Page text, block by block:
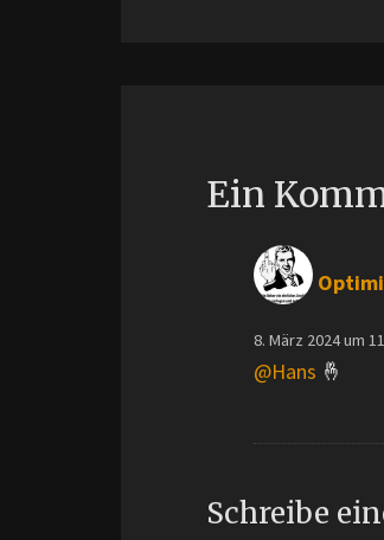
Ein
8. März 2024 um
@Hans 🤞
Schreibe